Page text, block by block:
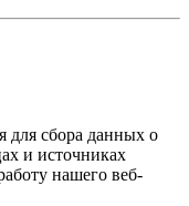
для сбора данных о
и источниках
нашего веб-